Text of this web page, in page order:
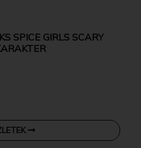
SPICE GIRLS SCARY